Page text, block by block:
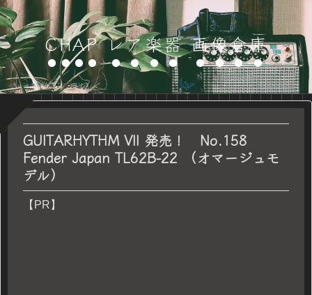
CHAP レア楽器 画像倉庫
GUITARHYTHM VII 発売！ No.158
Fender Japan TL62B-22 （オマージュモ
デル）
【PR】